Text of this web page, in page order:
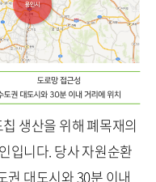
생산을 위해 폐목재의
입니다. 당사 자원순환
권 대도시와 30분 이내